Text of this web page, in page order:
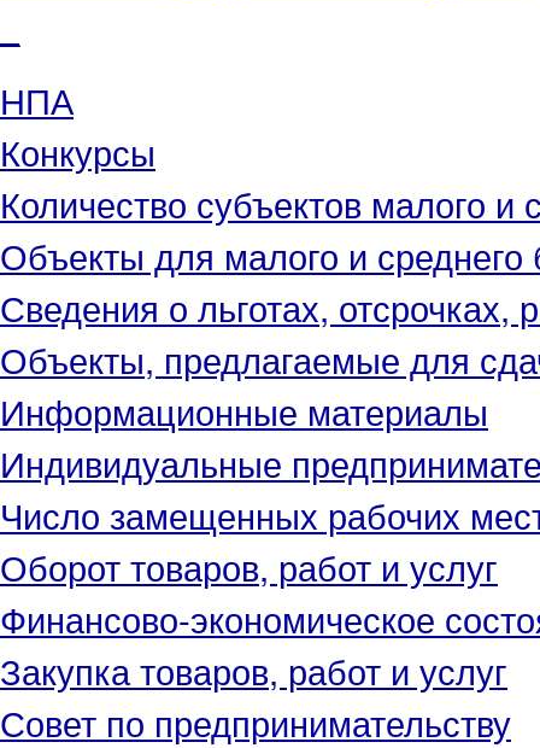
НПА
Конкурсы
Количество субъектов малого и
Объекты для малого и среднего
Сведения о льготах, отсрочках,
Объекты, предлагаемые для
Информационные материалы
Индивидуальные
Число замещенных рабочих
Оборот товаров, работ и услуг
Финансово-экономическое
Закупка товаров, работ и услуг
Совет по предпринимательству